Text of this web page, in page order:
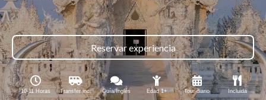
Reservar experiencia
10-11 Horas Transfer inc. Guía/Inglés Edad 1+ Tour diario Incluida